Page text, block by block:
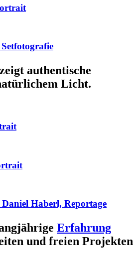
zeigt authentische
Licht.
Haberl, Reportage
Erfahrung
und freien Projekten